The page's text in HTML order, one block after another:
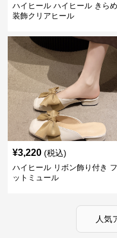
ハイヒール ハイヒール きら
装飾クリアヒール
¥3,220 (税込)
ハイヒール リボン飾り付き
ットミュール
人気